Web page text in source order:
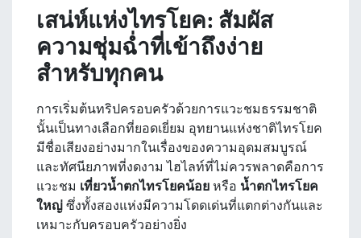
เสน่ห์แห่งไทรโยค: สัมผัส
ความชุ่มฉ่ำที่เข้าถึงง่าย
สำหรับทุกคน
การเริ่มต้นทริปครอบครัวด้วยการแวะชมธรรมชาติ
นั้นเป็นทางเลือกที่ยอดเยี่ยม อุทยานแห่งชาติไทรโยค
มีชื่อเสียงอย่างมากในเรื่องของความอุดมสมบูรณ์
และทัศนียภาพที่งดงาม ไฮไลท์ที่ไม่ควรพลาดคือการ
แวะชม เที่ยวน้ำตกไทรโยคน้อย หรือ น้ำตกไทรโยค
ใหญ่ ซึ่งทั้งสองแห่งมีความโดดเด่นที่แตกต่างกันและ
เหมาะกับครอบครัวอย่างยิ่ง